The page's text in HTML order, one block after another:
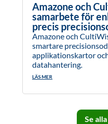
Amazone och
samarbete för
precis
Amazone och
smartare
applikationskartor
datahantering.
LÄS MER
Se